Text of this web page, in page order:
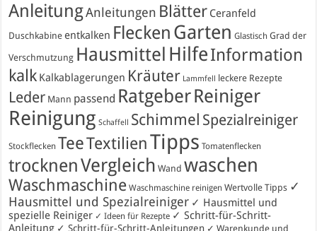
AnleitungAnleitungen Blätter Ceranfeld
Duschkabine entkalken Flecken Garten Glastisch Grad der
Verschmutzung Hausmittel HilfeInformation
kalk Kalkablagerungen Kräuter Lammfell leckere Rezepte
Leder Mann passend RatgeberReiniger
Reinigung Schaffell Schimmel Spezialreiniger
Stockflecken TeeTextilienTipps Tomatenflecken
trocknenVergleich Wand waschen
Waschmaschine Waschmaschine reinigen Wertvolle Tipps ✓
Hausmittel und Spezialreiniger ✓ Hausmittel und
spezielle Reiniger ✓ Ideen für Rezepte ✓ Schritt-für-Schritt-
Anleitung ✓ Schritt-für-Schritt-Anleitungen ✓ Warenkunde und